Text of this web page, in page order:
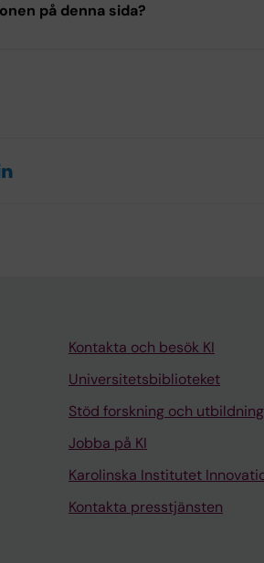
på denna sida?
Kontakta och besök KI
Universitetsbiblioteket
Stöd forskning och utbildning
Jobba på KI
Karolinska Institutet
Kontakta presstjänsten